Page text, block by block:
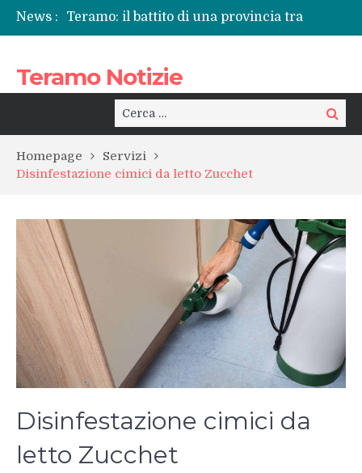
News :
Teramo: il battito di una provincia tra
cronaca, politica e il fascino dell’Abruzzo
Il Papa dei Giovani, da Rocca di Mezzo al
Mondo: un anniversario che racconta
l’Abruzzo
Teramo in lutto per Giancamillo Brunetti:
e riflessione sul “male di vivere”
La Sp50 di Teramo e quel dolore che si
per la rinascita del centro storico
Teramo Notizie
Cerca: Cerca
Homepage
Servizi
Disinfestazione cimici da letto Zucchet
Disinfestazione cimici da
letto Zucchet